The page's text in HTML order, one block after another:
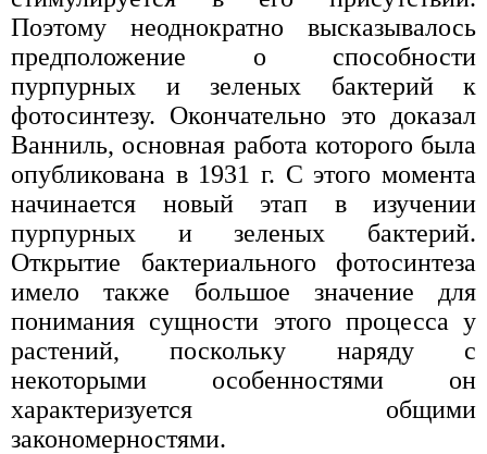
Поэтому неоднократно высказывалось
предположение о способности
пурпурных и зеленых бактерий к
фотосинтезу. Окончательно это доказал
Ванниль, основная работа которого была
опубликована в 1931 г. С этого момента
начинается новый этап в изучении
пурпурных и зеленых бактерий.
Открытие бактериального фотосинтеза
имело также большое значение для
понимания сущности этого процесса у
растений, поскольку наряду с
некоторыми особенностями он
характеризуется общими
закономерностями.